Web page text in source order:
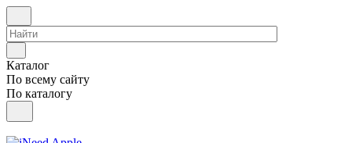
Каталог
По всему сайту
По каталогу